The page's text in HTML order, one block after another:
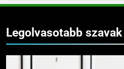
Legolvasotabb szavak